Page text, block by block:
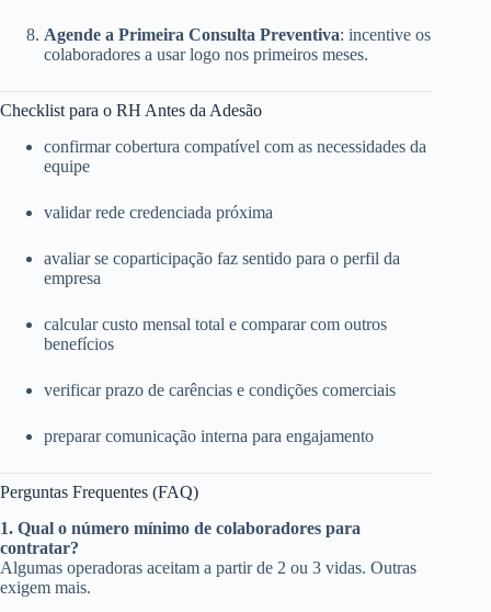
Agende a Primeira Consulta Preventiva: incentive os
colaboradores a usar logo nos primeiros meses.
Checklist para o RH Antes da Adesão
confirmar cobertura compatível com as necessidades da
equipe
validar rede credenciada próxima
avaliar se coparticipação faz sentido para o perfil da
empresa
calcular custo mensal total e comparar com outros
benefícios
verificar prazo de carências e condições comerciais
preparar comunicação interna para engajamento
Perguntas Frequentes (FAQ)
1. Qual o número mínimo de colaboradores para
contratar?
Algumas operadoras aceitam a partir de 2 ou 3 vidas. Outras
exigem mais.